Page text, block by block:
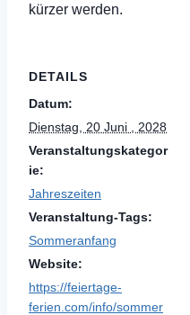
kürzer werden.
DETAILS
Datum:
Dienstag, 20 Juni , 2028
Veranstaltungskategor
ie:
Jahreszeiten
Veranstaltung-Tags:
Sommeranfang
Website:
https://feiertage-
ferien.com/info/sommer